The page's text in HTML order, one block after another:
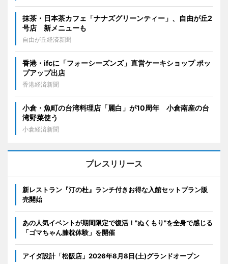
抹茶・日本茶カフェ「ナナズグリーンティー」、自由が丘2
号店 新メニューも
自由が丘経済新聞
香港・ifcに「フォーシーズンズ」直営ケーキショップ ポッ
プアップ出店
香港経済新聞
小倉・魚町の台湾料理店「麗白」が10周年 小倉南産の台
湾野菜使う
小倉経済新聞
プレスリリース
新レストラン『汀の杜』ランチ付きお得な入館セットプラン販
売開始
あの人気イベントが期間限定で復活！"ぬくもり"を全身で感じる
「ゴマちゃん膝枕体験」を開催
アイダ設計「松阪店」2026年8月8日(土)グランドオープン